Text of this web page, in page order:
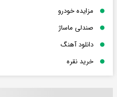
مزایده خودرو
صندلی ماساژ
دانلود آهنگ
خرید نقره